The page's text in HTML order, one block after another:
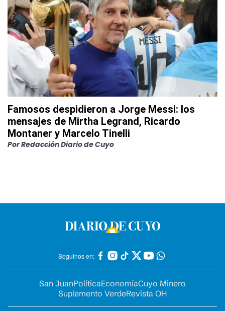
Famosos despidieron a Jorge Messi: los
mensajes de Mirtha Legrand, Ricardo
Montaner y Marcelo Tinelli
PorRedacción Diario de Cuyo
Seguinos en:
San JuanPolíticaEconomíaCuyo Minero
Suplemento VerdeRevista OH